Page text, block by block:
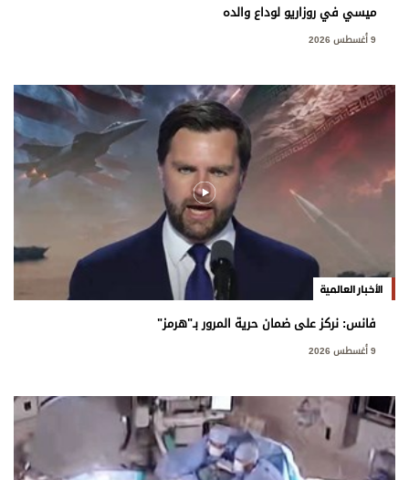
ميسي في روزاريو لوداع والده
9 أغسطس 2026
الأخبار العالمية
فانس: نركز على ضمان حرية المرور بـ"هرمز"
9 أغسطس 2026